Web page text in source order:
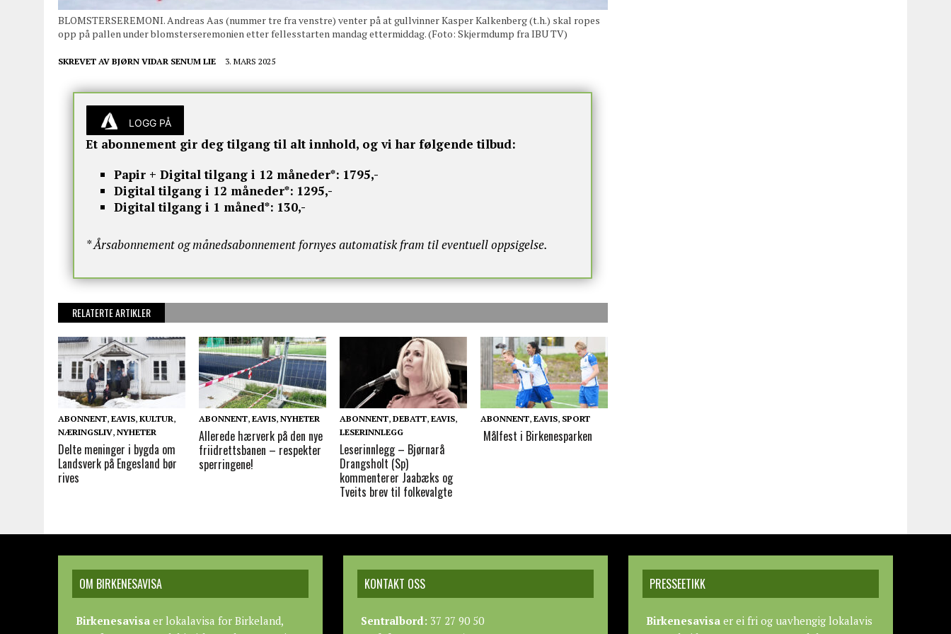
BLOMSTERSEREMONI. Andreas Aas (nummer tre fra venstre) venter på at gullvinner Kasper Kalkenberg (t.h.) skal ropes
opp på pallen under blomsterseremonien etter fellesstarten mandag ettermiddag. (Foto: Skjermdump fra IBU TV)
SKREVET AV BJØRN VIDAR SENUM LIE 3. MARS 2025
LOGG PÅ
Et abonnement gir deg tilgang til alt innhold, og vi har følgende tilbud:
Papir + Digital tilgang i 12 måneder*: 1795,-
Digital tilgang i 12 måneder*: 1295,-
Digital tilgang i 1 måned*: 130,-
* Årsabonnement og månedsabonnement fornyes automatisk fram til eventuell oppsigelse.
RELATERTE ARTIKLER
ABONNENT, EAVIS, KULTUR,
NÆRINGSLIV, NYHETER
Delte meninger i bygda om
Landsverk på Engesland bør
rives
ABONNENT,EAVIS,NYHETER
Allerede hærverk på den nye
friidrettsbanen – respekter
sperringene!
ABONNENT,DEBATT,EAVIS,
LESERINNLEGG
Leserinnlegg – Bjørnarå
Drangsholt (Sp)
kommenterer Jaabæks og
Tveits brev til folkevalgte
ABONNENT,EAVIS, SPORT
Målfest i Birkenesparken
OM BIRKENESAVISA
Birkenesavisa er lokalavisa for Birkeland,
KONTAKT OSS
Sentralbord: 37 27 90 50
PRESSEETIKK
Birkenesavisa er ei fri og uavhengig lokalavis